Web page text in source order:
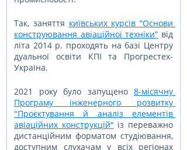
Так, заняття київських курсів “Основи
конструювання авіаційної техніки” від
літа 2014 р. проходять на базі Центру
дуальної освіти КПІ та Прогрестех-
Україна.
2021 року було запущено 8-місячну
Програму інженерного розвитку
"Проєктування й аналіз елементів
авіаційних конструкцій" із переважно
дистанційним форматом студіювання,
доступним слухачам у всіх регіонах